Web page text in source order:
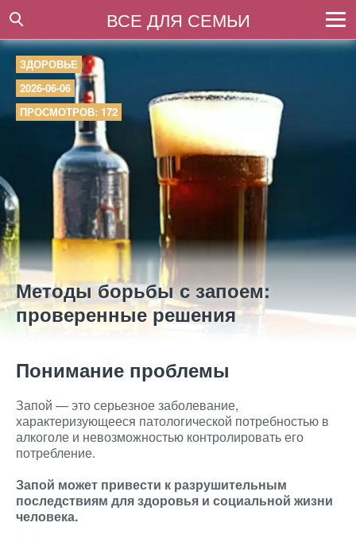
ВСЕ ДЛЯ СЕМЬИ
ЗДОРОВЬЕ
2026-06-06
ПРОСМОТРОВ: 172
Методы борьбы с запоем:
проверенные решения
Понимание проблемы
Запой — это серьезное заболевание,
характеризующееся патологической потребностью в
алкоголе и невозможностью контролировать его
потребление.
Запой может привести к разрушительным
последствиям для здоровья и социальной жизни
человека.